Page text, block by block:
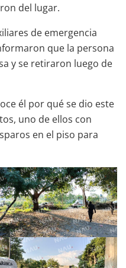
del lugar.
de emergencia
que la persona
y se retiraron luego de
él por qué se dio este
uno de ellos con
en el piso para